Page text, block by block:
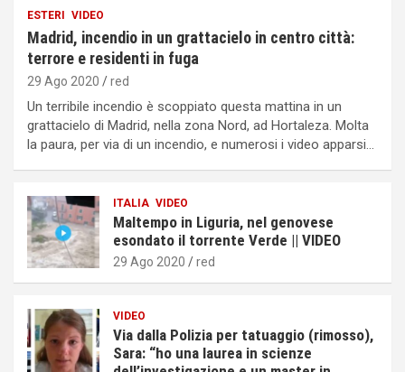
ESTERI VIDEO
Madrid, incendio in un grattacielo in centro città:
terrore e residenti in fuga
29 Ago 2020 red
Un terribile incendio è scoppiato questa mattina in un
grattacielo di Madrid, nella zona Nord, ad Hortaleza. Molta
la paura, per via di un incendio, e numerosi i video apparsi…
ITALIA VIDEO
Maltempo in Liguria, nel genovese
esondato il torrente Verde || VIDEO
29 Ago 2020 red
VIDEO
Via dalla Polizia per tatuaggio (rimosso),
Sara: “ho una laurea in scienze